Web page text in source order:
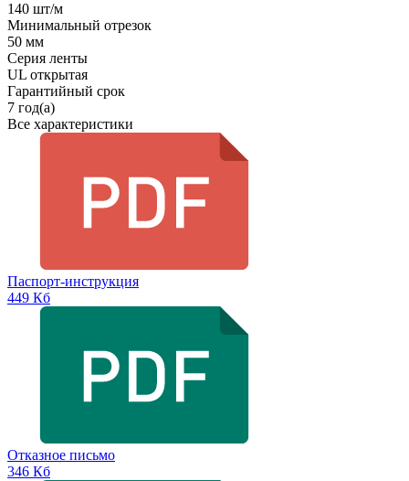
140 шт/м
Минимальный отрезок
50 мм
Серия ленты
UL открытая
Гарантийный срок
7 год(а)
Все характеристики
Паспорт-инструкция
449 Кб
Отказное письмо
346 Кб